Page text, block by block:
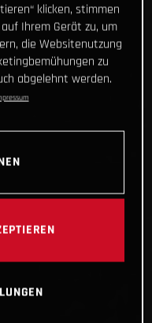
klicken, stimmen
Ihrem Gerät zu, um
die Websitenutzung
zu
abgelehnt werden.